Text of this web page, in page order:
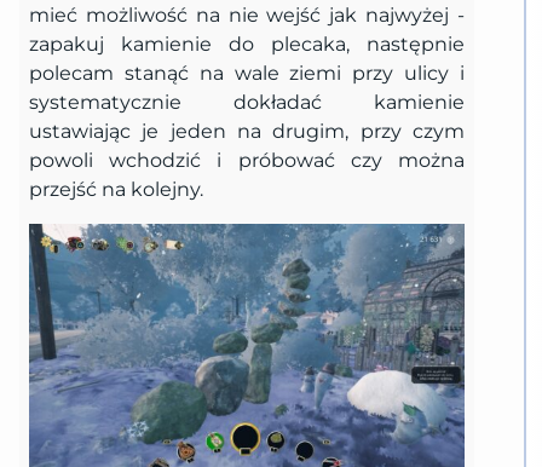
mieć możliwość na nie wejść jak najwyżej -
zapakuj kamienie do plecaka, następnie
polecam stanąć na wale ziemi przy ulicy i
systematycznie dokładać kamienie
ustawiając je jeden na drugim, przy czym
powoli wchodzić i próbować czy można
przejść na kolejny.